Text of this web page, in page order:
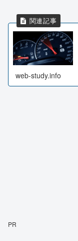
web-study.info
PR